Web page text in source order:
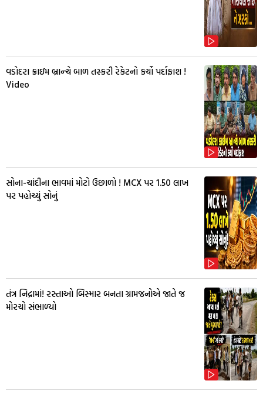
વડોદરા ક્રાઇમ બ્રાન્ચે બાળ તસ્કરી રેકેટનો કર્યો પર્દાફાશ !
Video
સોના-ચાંદીના ભાવમાં મોટો ઉછાળો ! MCX પર ₹1.50 લાખ
પર પહોચ્યું સોનું
તંત્ર નિદ્રામાં! રસ્તાઓ બિસ્માર બનતા ગ્રામજનોએ જાતે જ
મોરચો સંભાળ્યો